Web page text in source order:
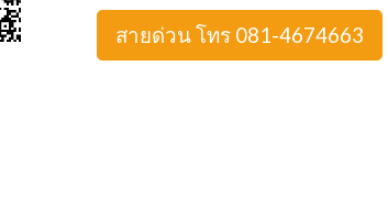
สายด่วน โทร 081-4674663